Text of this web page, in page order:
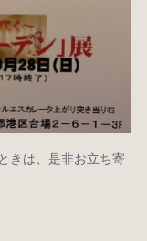
きは、是非お立ち寄